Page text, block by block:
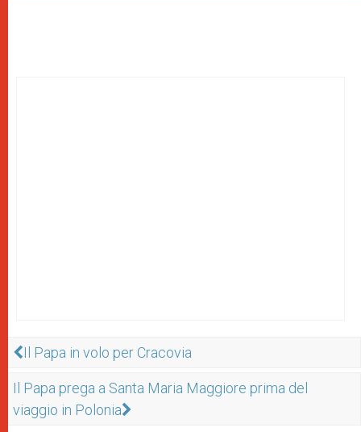
Il Papa in volo per Cracovia
Il Papa prega a Santa Maria Maggiore prima del
viaggio in Polonia